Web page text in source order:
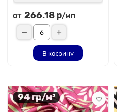
от 266.18 р/мп
В корзину
94 гр/м²